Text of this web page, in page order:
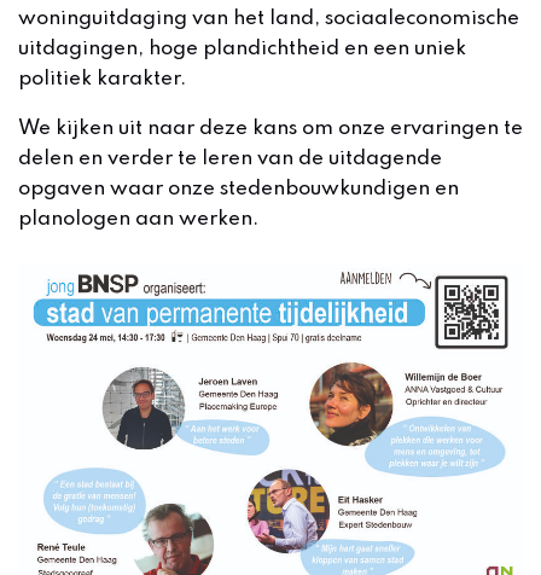
woninguitdaging van het land, sociaaleconomische
uitdagingen, hoge plandichtheid en een uniek
politiek karakter.
We kijken uit naar deze kans om onze ervaringen te
delen en verder te leren van de uitdagende
opgaven waar onze stedenbouwkundigen en
planologen aan werken.